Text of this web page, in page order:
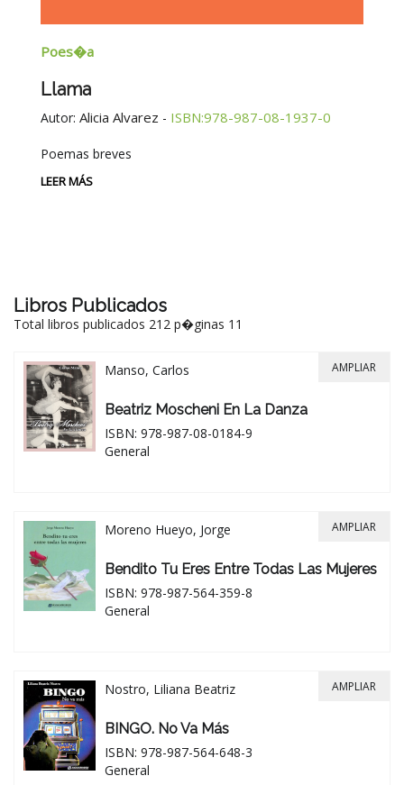
Poes�a
Llama
Autor: Alicia Alvarez - ISBN:978-987-08-1937-0
Poemas breves
LEER MÁS
Libros Publicados
Total libros publicados 212 p�ginas 11
Manso, Carlos
Beatriz Moscheni En La Danza
ISBN: 978-987-08-0184-9
General
AMPLIAR
Moreno Hueyo, Jorge
Bendito Tu Eres Entre Todas Las Mujeres
ISBN: 978-987-564-359-8
General
AMPLIAR
Nostro, Liliana Beatriz
BINGO. No Va Más
ISBN: 978-987-564-648-3
General
AMPLIAR